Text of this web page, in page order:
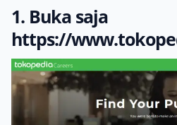
1. Buka saja
https://